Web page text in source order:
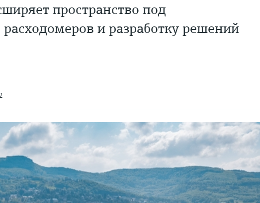
пространство под
расходомеров и разработку решений